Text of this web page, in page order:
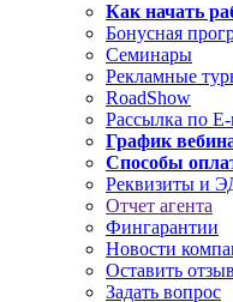
Как начать
Бонусная
Семинары
Рекламные
RoadShow
Рассылка по
График
Способы
Реквизиты и
Отчет агента
Фингарантии
Новости
Оставить отзыв
Задать вопрос